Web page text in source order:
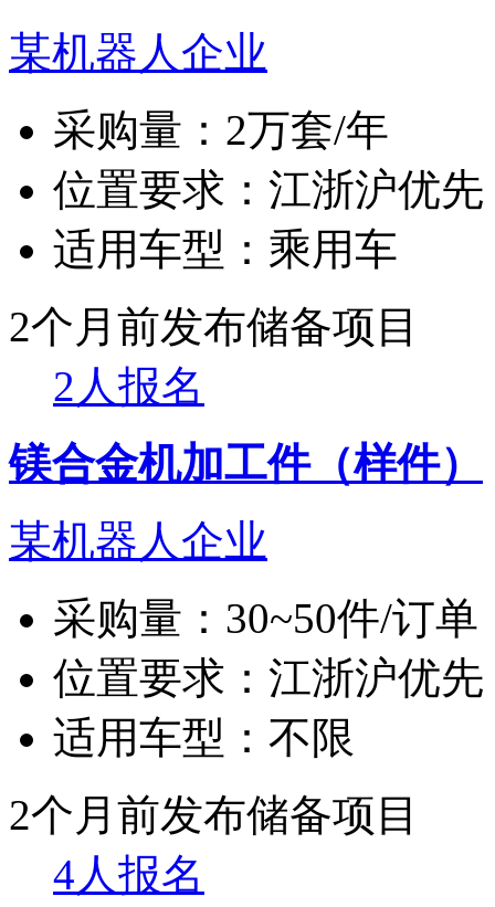
某机器人企业
采购量： 2万套/年
位置要求： 江浙沪优先
适用车型： 乘用车
2个月前发布储备项目
2人报名
镁合金机加工件（样件）
某机器人企业
采购量： 30~50件/订单
位置要求： 江浙沪优先
适用车型： 不限
2个月前发布储备项目
4人报名